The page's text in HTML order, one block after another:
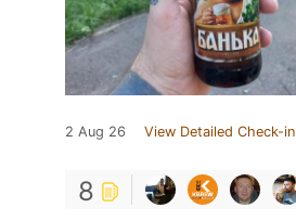
2 Aug 26 View Detailed Check-in
8